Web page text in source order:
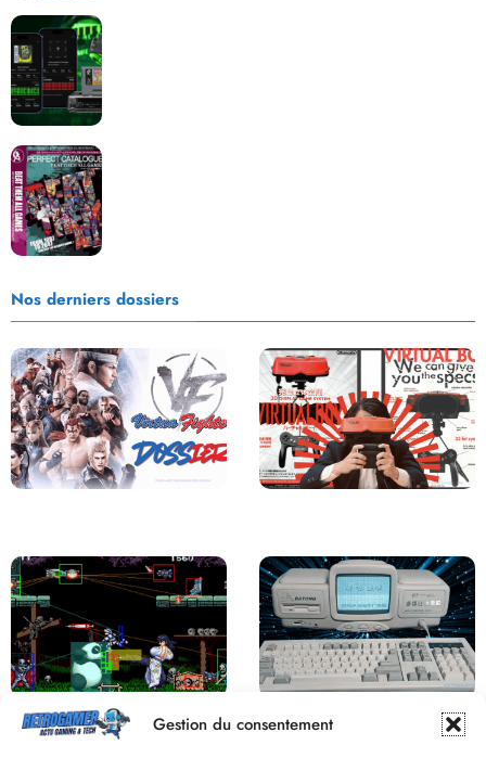
Gestion du consentement
Nos derniers dossiers
Derrière le pixel : L’art caché de la
hitbox
Une machine incroyable et
inconnue : le Batong BT-686